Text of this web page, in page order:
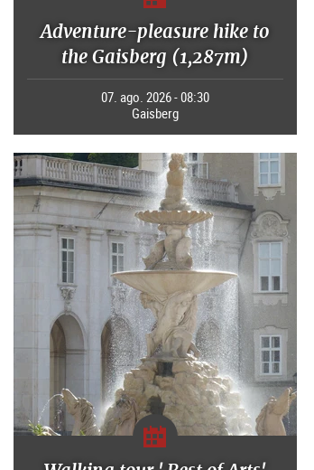
Adventure-pleasure hike to
the Gaisberg (1,287m)
07. ago. 2026 - 08:30
Gaisberg